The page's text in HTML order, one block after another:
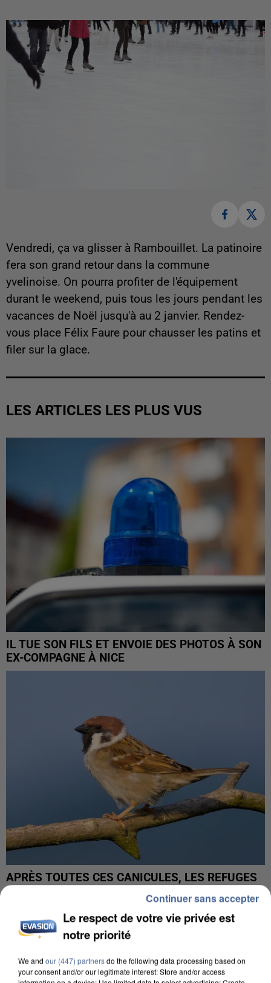
Vendredi, ça va glisser à Rambouillet. La patinoire
fera son grand retour dans la commune
yvelinoise. On pourra profiter de l'équipement
durant le weekend, puis tous les jours pendant les
vacances de Noël jusqu'à au 2 janvier. Rendez-
vous place Félix Faure pour chausser les patins et
filer sur la glace.
LES ARTICLES LES PLUS VUS
IL TUE SON FILS ET ENVOIE DES PHOTOS À SON
EX-COMPAGNE À NICE
APRÈS TOUTES CES CANICULES, LES REFUGES
DE FAUNE SAUVAGE SONT...
Le respect de votre vie privée est
notre priorité
We and our (447) partnersdo the following data processing based on
your consent and/or our legitimate interest: Store and/or access
Continuer sans accepter